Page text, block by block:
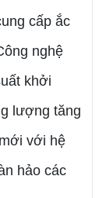
cấp ắc
nghệ
khởi
lượng tăng
với hệ
hảo các